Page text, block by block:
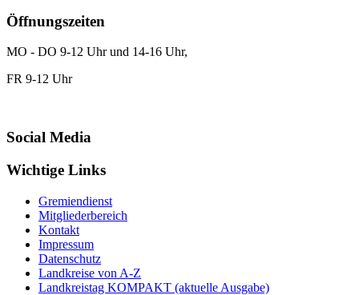
Öffnungszeiten
MO - DO 9-12 Uhr und 14-16 Uhr,
FR 9-12 Uhr
Social Media
Wichtige Links
Gremiendienst
Mitgliederbereich
Kontakt
Impressum
Datenschutz
Landkreise von A-Z
Landkreistag KOMPAKT (aktuelle Ausgabe)